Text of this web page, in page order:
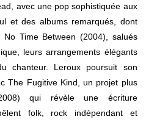
avec une pop sophistiquée aux
et des albums remarqués, dont
Time Between (2004), salués
leurs arrangements élégants
chanteur. Leroux poursuit son
The Fugitive Kind, un projet plus
qui révèle une écriture
folk, rock indépendant et